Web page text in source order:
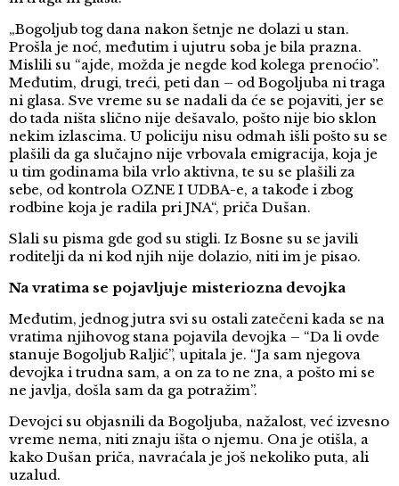
„Bogoljub tog dana nakon šetnje ne dolazi u stan.
Prošla je noć, međutim i ujutru soba je bila prazna.
Mislili su “ajde, možda je negde kod kolega prenoćio”.
Međutim, drugi, treći, peti dan – od Bogoljuba ni traga
ni glasa. Sve vreme su se nadali da će se pojaviti, jer se
do tada ništa slično nije dešavalo, pošto nije bio sklon
nekim izlascima. U policiju nisu odmah išli pošto su se
plašili da ga slučajno nije vrbovala emigracija, koja je
u tim godinama bila vrlo aktivna, te su se plašili za
sebe, od kontrola OZNE I UDBA-e, a takođe i zbog
rodbine koja je radila pri JNA“, priča Dušan.
Slali su pisma gde god su stigli. Iz Bosne su se javili
roditelji da ni kod njih nije dolazio, niti im je pisao.
Na vratima se pojavljuje misteriozna devojka
Međutim, jednog jutra svi su ostali zatečeni kada se na
vratima njihovog stana pojavila devojka – “Da li ovde
stanuje Bogoljub Raljić”, upitala je. “Ja sam njegova
devojka i trudna sam, a on za to ne zna, a pošto mi se
ne javlja, došla sam da ga potražim”.
Devojci su objasnili da Bogoljuba, nažalost, već izvesno
vreme nema, niti znaju išta o njemu. Ona je otišla, a
kako Dušan priča, navraćala je još nekoliko puta, ali
uzalud.